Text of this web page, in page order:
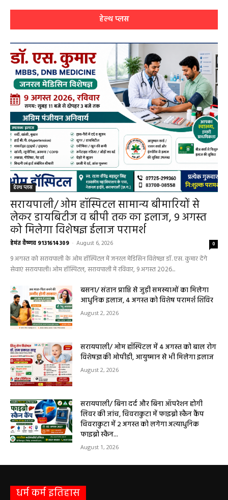
हेल्थ प्लस
हेल्थ प्लस
सरायपाली/ ओम हॉस्पिटल सामान्य बीमारियों से
लेकर डायबिटीज व बीपी तक का इलाज, 9 अगस्त
को मिलेगा विशेषज्ञ ईलाज परामर्श
हेमंत वैष्णव 9131614309 - August 6, 2026 0
9 अगस्त को सरायपाली के ओम हॉस्पिटल में जनरल मेडिसिन विशेषज्ञ डॉ. एस. कुमार देंगे
सेवाएं सरायपाली। ओम हॉस्पिटल, सरायपाली में रविवार, 9 अगस्त 2026...
बसना/ संतान प्राप्ति से जुड़ी समस्याओं का मिलेगा
आधुनिक इलाज, 4 अगस्त को विशेष परामर्श शिविर
August 2, 2026
सरायपाली/ ओम हॉस्पिटल में 4 अगस्त को बाल रोग
विशेषज्ञ की ओपीडी, आयुष्मान से भी मिलेगा इलाज
August 2, 2026
सरायपाली/ बिना दर्द और बिना ऑपरेशन होगी
लिवर की जांच, चिवराकुटा में फाइब्रो स्कैन कैंप
चिवराकुटा में 2 अगस्त को लगेगा अत्याधुनिक
फाइब्रो स्कैन...
August 1, 2026
धर्म कर्म इतिहास